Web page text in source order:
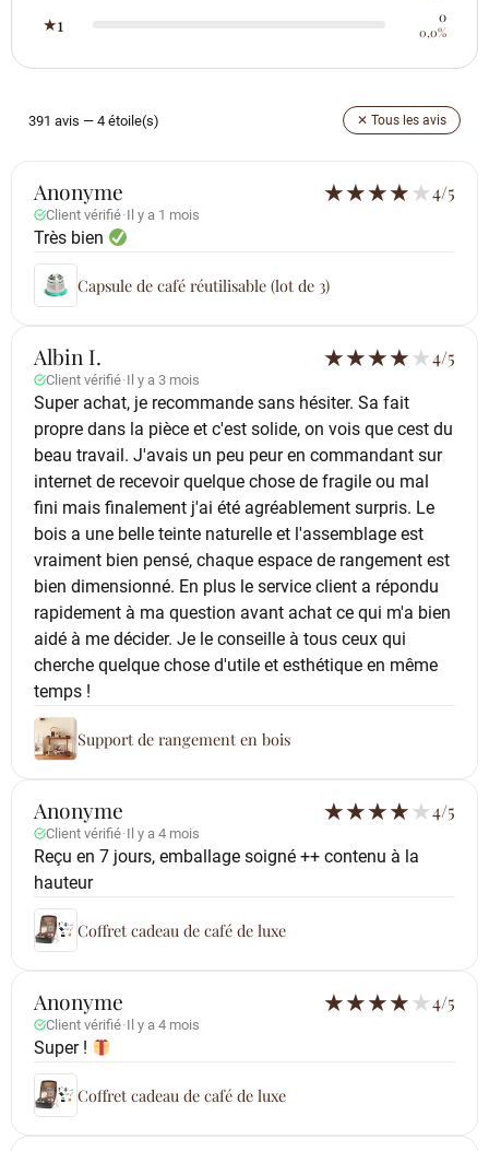
★1 0
0,0%
391 avis — 4 étoile(s) ✕ Tous les avis
Anonyme
Client vérifié· Il y a 1 mois
★★★★★4/5
Très bien
Capsule de café réutilisable (lot de 3)
Albin I.
Client vérifié· Il y a 3 mois
★★★★★4/5
Super achat, je recommande sans hésiter. Sa fait
propre dans la pièce et c'est solide, on vois que cest du
beau travail. J'avais un peu peur en commandant sur
internet de recevoir quelque chose de fragile ou mal
fini mais finalement j'ai été agréablement surpris. Le
bois a une belle teinte naturelle et l'assemblage est
vraiment bien pensé, chaque espace de rangement est
bien dimensionné. En plus le service client a répondu
rapidement à ma question avant achat ce qui m'a bien
aidé à me décider. Je le conseille à tous ceux qui
cherche quelque chose d'utile et esthétique en même
temps !
Support de rangement en bois
Anonyme
Client vérifié· Il y a 4 mois
★★★★★4/5
Reçu en 7 jours, emballage soigné ++ contenu à la
hauteur
Coffret cadeau de café de luxe
Anonyme
Client vérifié· Il y a 4 mois
★★★★★4/5
Super !
Coffret cadeau de café de luxe